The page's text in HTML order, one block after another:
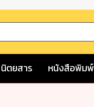
นิตยสาร หนังสือพิมพ์